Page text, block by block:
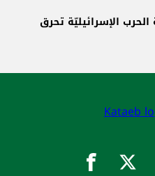
الحرب الإسرائيليّة تحرق